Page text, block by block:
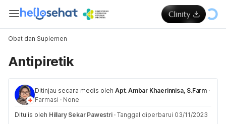
Obat dan Suplemen
Antipiretik
Ditinjau secara medis oleh Apt. Ambar Khaerinnisa, S.Farm ·
Farmasi · None
Ditulis oleh Hillary Sekar Pawestri · Tanggal diperbarui 03/11/2023